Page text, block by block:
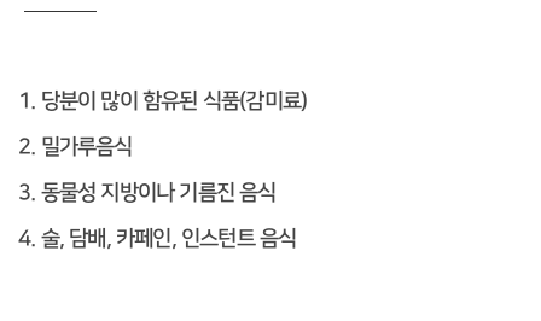
1. 당분이 많이 함유된 식품(감미료)
2. 밀가루음식
3. 동물성 지방이나 기름진 음식
4. 술, 담배, 카페인, 인스턴트 음식